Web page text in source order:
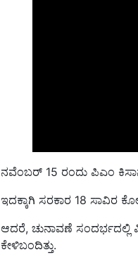
ನವೆಂಬರ್ 15ರಂದು ಪಿಎಂ
ಆದರೆ, ಚುನಾವಣೆ
ಕೇಳಿಬಂದಿತ್ತು.